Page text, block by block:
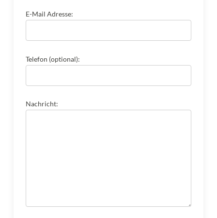
E-Mail Adresse:
Telefon (optional):
Nachricht: